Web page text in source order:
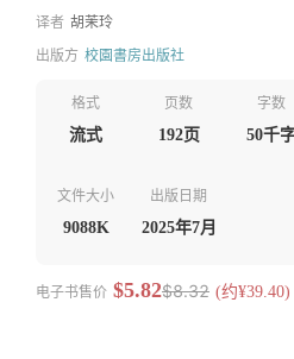
译者 胡茉玲
出版方 校園書房出版社
格式
流式
页数
192页
字数
50千
文件大小
9088K
出版日期
2025年7月
电子书售价 $5.82$8.32 (约¥39.40)